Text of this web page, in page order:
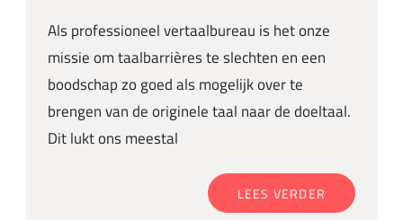
Als professioneel vertaalbureau is het onze
missie om taalbarrières te slechten en een
boodschap zo goed als mogelijk over te
brengen van de originele taal naar de doeltaal.
Dit lukt ons meestal
LEES VERDER